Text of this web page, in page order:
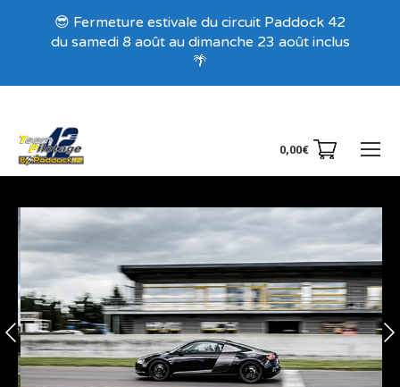
0,00€
Recevez nos offres exclusives !
😎 Fermeture estivale du circuit Paddock 42
du samedi 8 août au dimanche 23 août inclus
🌴